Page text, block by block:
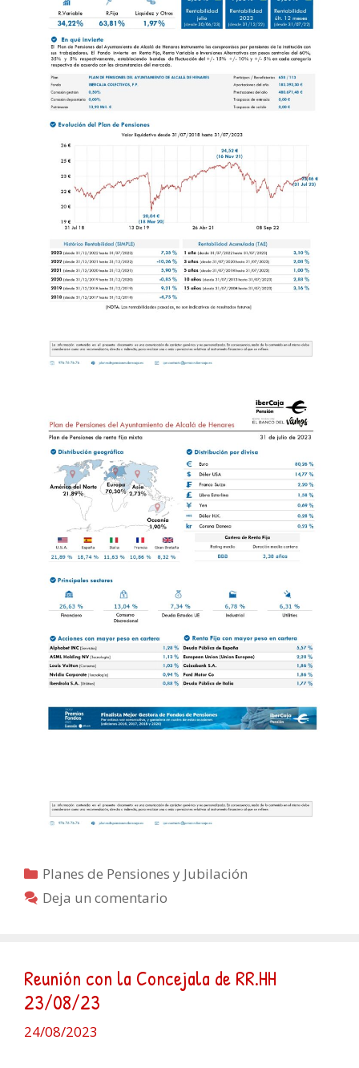
Categorías
Planes de Pensiones y Jubilación
Deja un comentario
Reunión con la Concejala de RR.HH
23/08/23
24/08/2023